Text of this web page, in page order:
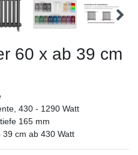
60 x ab 39 cm
430 - 1290 Watt
165 mm
cm ab 430 Watt